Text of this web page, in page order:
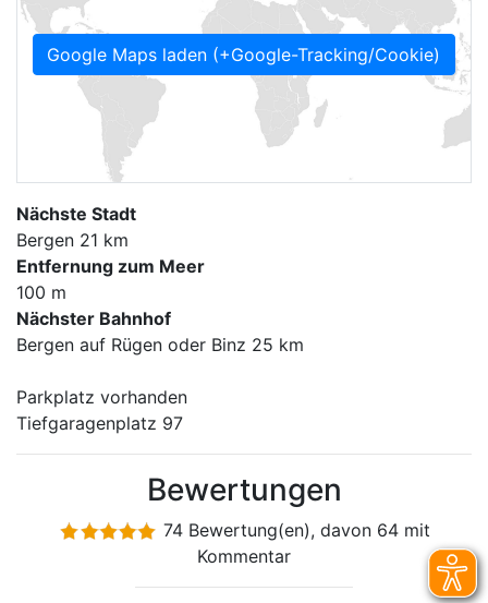
Google Maps laden (+Google-Tracking/Cookie)
Nächste Stadt
Bergen 21 km
Entfernung zum Meer
100 m
Nächster Bahnhof
Bergen auf Rügen oder Binz 25 km
Parkplatz vorhanden
Tiefgaragenplatz 97
Bewertungen
74 Bewertung(en), davon 64 mit
Kommentar